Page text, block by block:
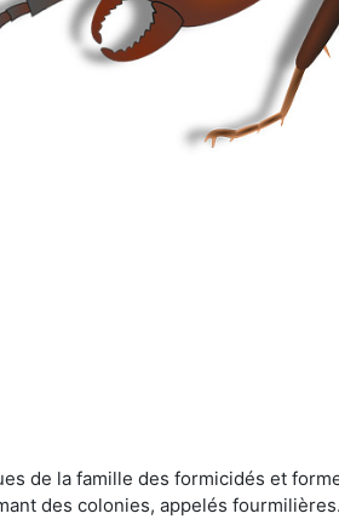
de la famille des formicidés et
des colonies, appelés